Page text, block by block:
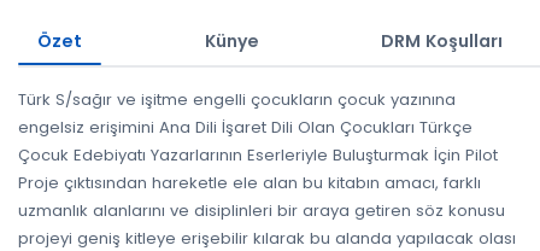
Özet Künye DRM Koşulları
Türk S/sağır ve işitme engelli çocukların çocuk yazınına
engelsiz erişimini Ana Dili İşaret Dili Olan Çocukları Türkçe
Çocuk Edebiyatı Yazarlarının Eserleriyle Buluşturmak İçin Pilot
Proje çıktısından hareketle ele alan bu kitabın amacı, farklı
uzmanlık alanlarını ve disiplinleri bir araya getiren söz konusu
projeyi geniş kitleye erişebilir kılarak bu alanda yapılacak olası